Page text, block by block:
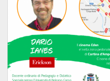
wordpress_test_cookie
Inc.
PHPSESSID